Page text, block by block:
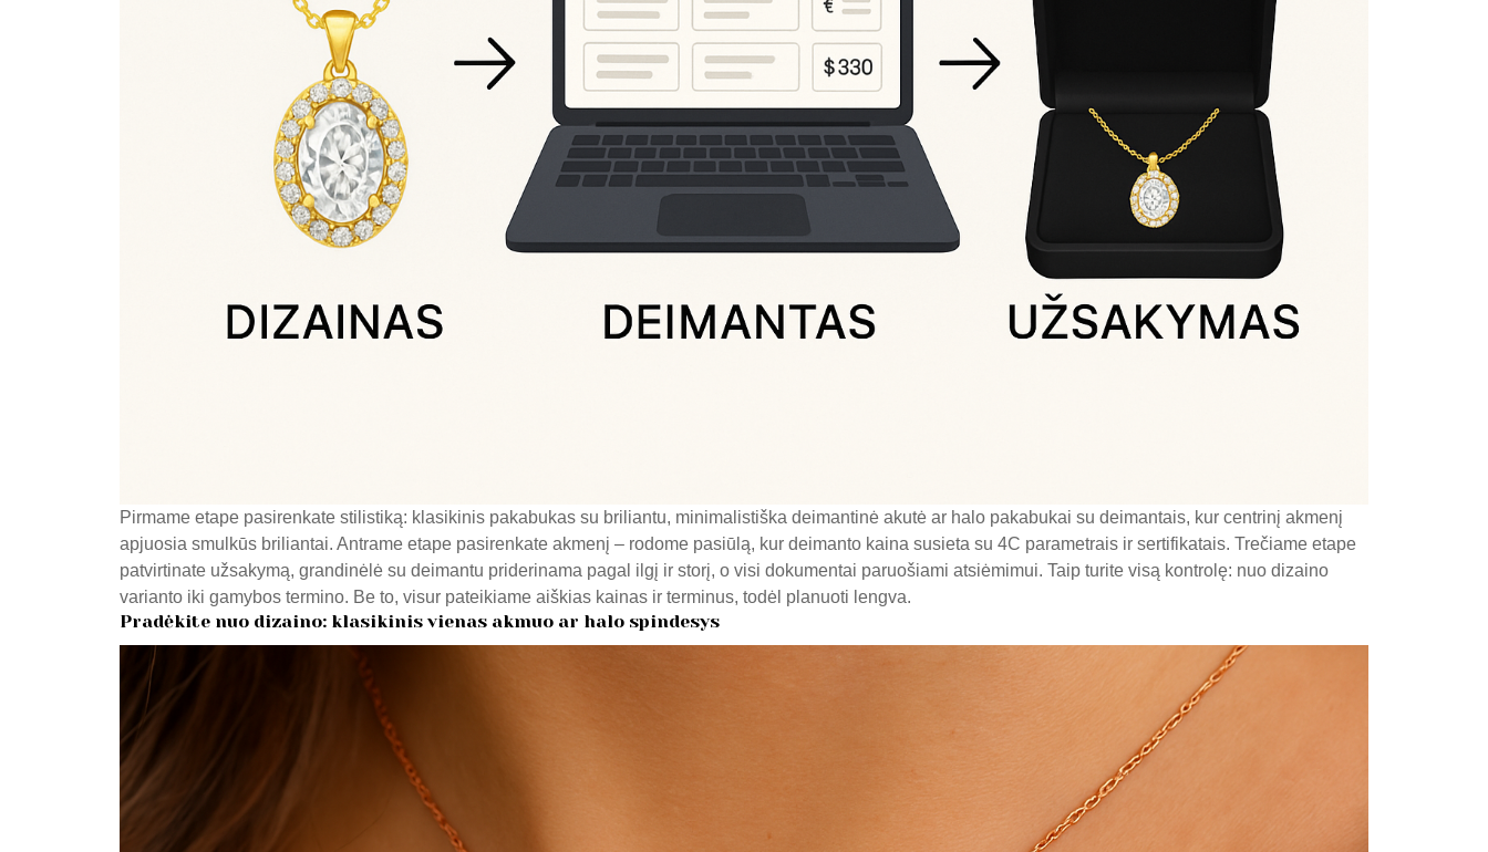
Pirmame etape pasirenkate stilistiką: klasikinis pakabukas su briliantu, minimalistiška deimantinė akutė ar halo pakabukai su deimantais, kur centrinį akmenį
apjuosia smulkūs briliantai. Antrame etape pasirenkate akmenį – rodome pasiūlą, kur deimanto kaina susieta su 4C parametrais ir sertifikatais. Trečiame etape
patvirtinate užsakymą, grandinėlė su deimantu priderinama pagal ilgį ir storį, o visi dokumentai paruošiami atsiėmimui. Taip turite visą kontrolę: nuo dizaino
varianto iki gamybos termino. Be to, visur pateikiame aiškias kainas ir terminus, todėl planuoti lengva.
Pradėkite nuo dizaino: klasikinis vienas akmuo ar halo spindesys